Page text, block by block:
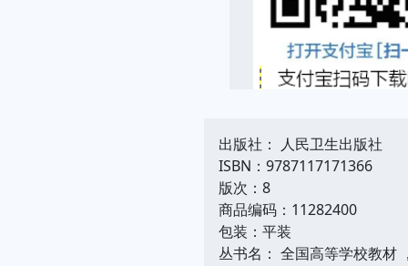
出版社： 人民卫生出版社
ISBN：9787117171366
版次：8
商品编码：11282400
包装：平装
丛书名： 全国高等学校教材